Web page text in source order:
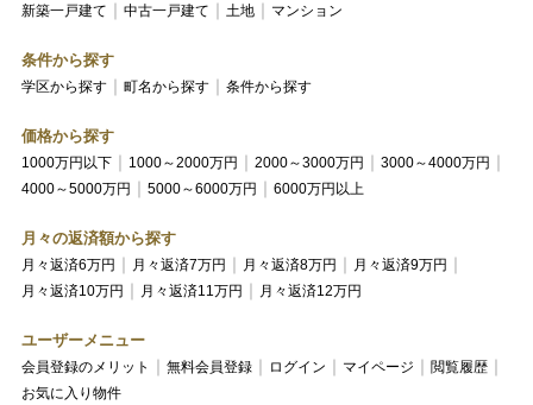
新築一戸建て 中古一戸建て 土地 マンション
条件から探す
学区から探す 町名から探す 条件から探す
価格から探す
1000万円以下 1000～2000万円 2000～3000万円
3000～4000万円
4000～5000万円
5000～6000万円 6000万円以上
月々の返済額から探す
月々返済6万円 月々返済7万円 月々返済8万円
月々返済9万円
月々返済10万円
月々返済11万円 月々返済12万円
ユーザーメニュー
会員登録のメリット 無料会員登録 ログイン マイページ
閲覧履歴
お気に入り物件